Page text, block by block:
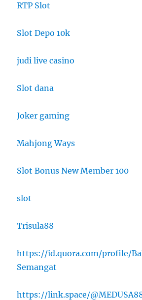
RTP Slot
Slot Depo 10k
judi live casino
Slot dana
Joker gaming
Mahjong Ways
Slot Bonus New Member 100
slot
Trisula88
https://id.quora.com/profile/
Semangat
https://link.space/